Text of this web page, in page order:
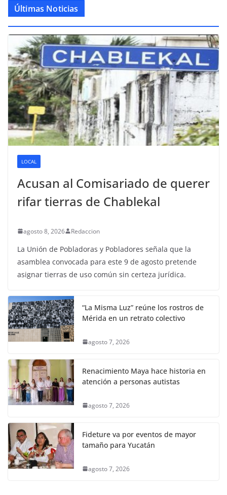
Últimas Noticias
LOCAL
Acusan al Comisariado de querer
rifar tierras de Chablekal
agosto 8, 2026 Redaccion
La Unión de Pobladoras y Pobladores señala que la
asamblea convocada para este 9 de agosto pretende
asignar tierras de uso común sin certeza jurídica.
“La Misma Luz” reúne los rostros de
Mérida en un retrato colectivo
agosto 7, 2026
Renacimiento Maya hace historia en
atención a personas autistas
agosto 7, 2026
Fideture va por eventos de mayor
tamaño para Yucatán
agosto 7, 2026